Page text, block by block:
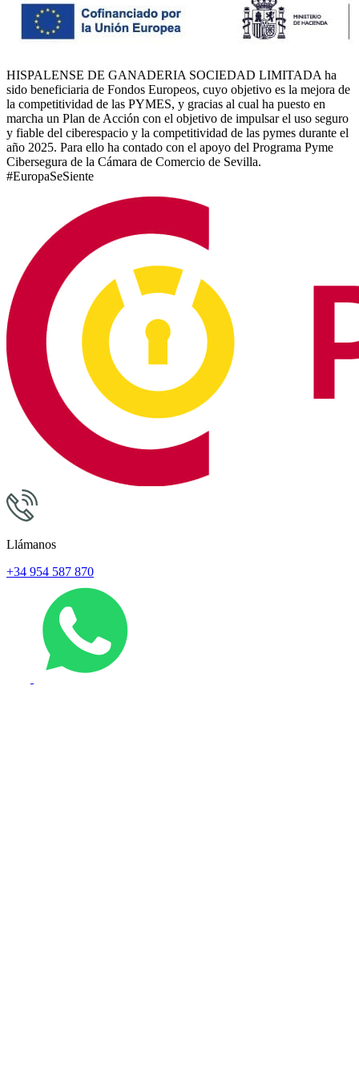
HISPALENSE DE GANADERIA SOCIEDAD LIMITADA ha
sido beneficiaria de Fondos Europeos, cuyo objetivo es la mejora de
la competitividad de las PYMES, y gracias al cual ha puesto en
marcha un Plan de Acción con el objetivo de impulsar el uso seguro
y fiable del ciberespacio y la competitividad de las pymes durante el
año 2025. Para ello ha contado con el apoyo del Programa Pyme
Cibersegura de la Cámara de Comercio de Sevilla.
#EuropaSeSiente
Llámanos
+34 954 587 870